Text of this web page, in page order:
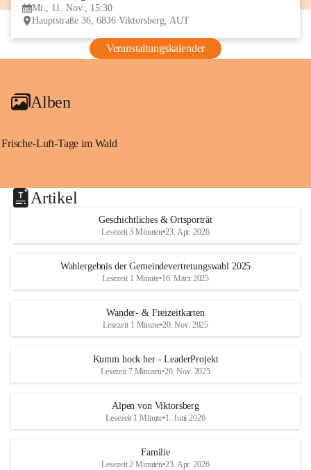
Mi., 11. Nov., 15:30
Hauptstraße 36, 6836 Viktorsberg, AUT
Veranstaltungskalender
Alben
Frische-Luft-Tage im Wald
Artikel
Geschichtliches & Ortsporträt
Lesezeit 3 Minuten•23. Apr. 2026
Wahlergebnis der Gemeindevertretungswahl 2025
Lesezeit 1 Minute•16. März 2025
Wander- & Freizeitkarten
Lesezeit 1 Minute•20. Nov. 2025
Kumm hock her - LeaderProjekt
Lesezeit 7 Minuten•20. Nov. 2025
Alpen von Viktorsberg
Lesezeit 1 Minute•1. Juni 2026
Familie
Lesezeit 2 Minuten•23. Apr. 2026